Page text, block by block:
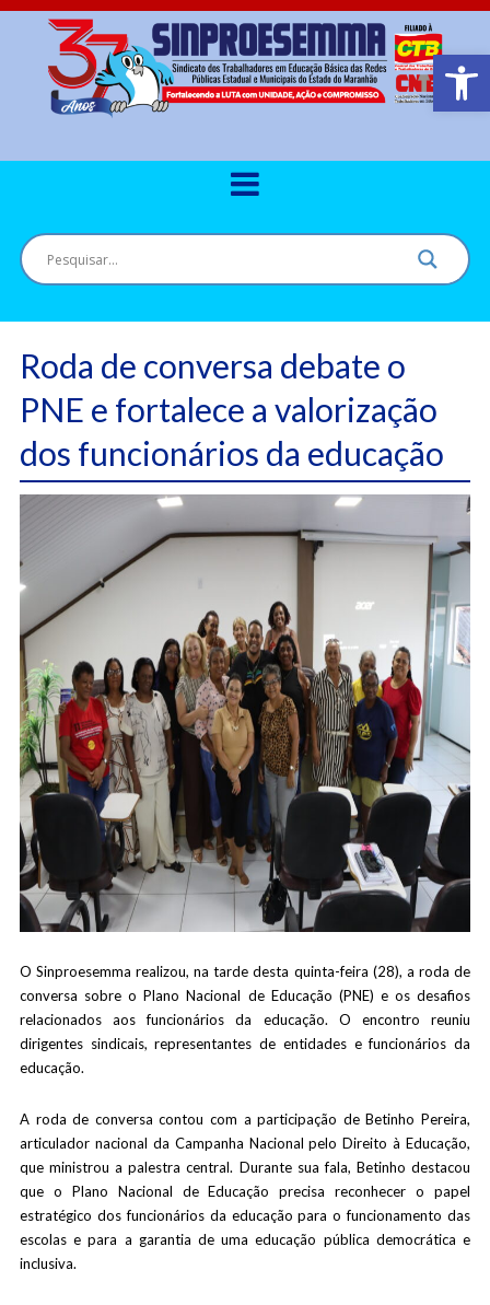
Barra de
Roda de conversa debate o
PNE e fortalece a valorização
dos funcionários da educação
O Sinproesemma realizou, na tarde desta quinta-feira (28), a roda de
conversa sobre o Plano Nacional de Educação (PNE) e os desafios
relacionados aos funcionários da educação. O encontro reuniu
dirigentes sindicais, representantes de entidades e funcionários da
educação.
A roda de conversa contou com a participação de Betinho Pereira,
articulador nacional da Campanha Nacional pelo Direito à Educação,
que ministrou a palestra central. Durante sua fala, Betinho destacou
que o Plano Nacional de Educação precisa reconhecer o papel
estratégico dos funcionários da educação para o funcionamento das
escolas e para a garantia de uma educação pública democrática e
inclusiva.